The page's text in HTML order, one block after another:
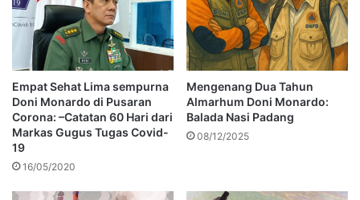
Empat Sehat Lima sempurna
Doni Monardo di Pusaran
Corona: –Catatan 60 Hari dari
Markas Gugus Tugas Covid-
19
16/05/2020
Mengenang Dua Tahun
Almarhum Doni Monardo:
Balada Nasi Padang
08/12/2025